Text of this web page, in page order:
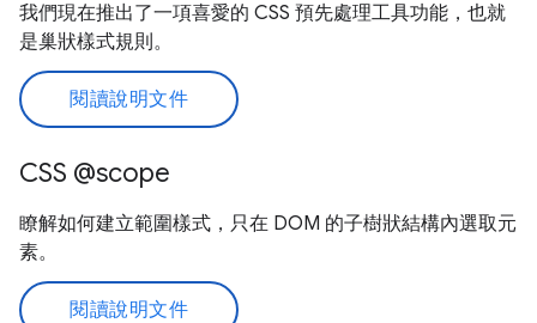
我們現在推出了一項喜愛的 CSS 預先處理工具功能，也就
是巢狀樣式規則。
閱讀說明文件
CSS @scope
瞭解如何建立範圍樣式，只在 DOM 的子樹狀結構內選取元
素。
閱讀說明文件